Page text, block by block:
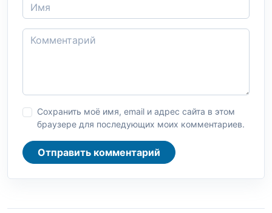
Сохранить моё имя, email и адрес сайта в этом
браузере для последующих моих комментариев.
Отправить комментарий